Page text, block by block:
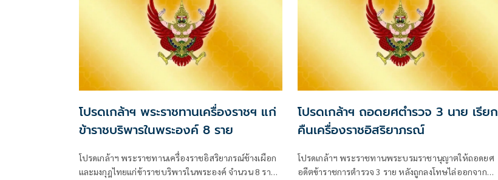
โปรดเกล้าฯ พระราชทานเครื่องราชฯ แก่
ข้าราชบริพารในพระองค์ 8 ราย
โปรดเกล้าฯ พระราชทานเครื่องราชอิสริยาภรณ์ช้างเผือก
และมงกุฎไทยแก่ข้าราชบริพารในพระองค์ จำนวน 8 ราย
โปรดเกล้าฯ ถอดยศตำรวจ 3 นาย เรียก
คืนเครื่องราชอิสริยาภรณ์
โปรดเกล้าฯ พระราชทานพระบรมราชานุญาตให้ถอดยศ
อดีตข้าราชการตำรวจ 3 ราย หลังถูกลงโทษไล่ออกจาก